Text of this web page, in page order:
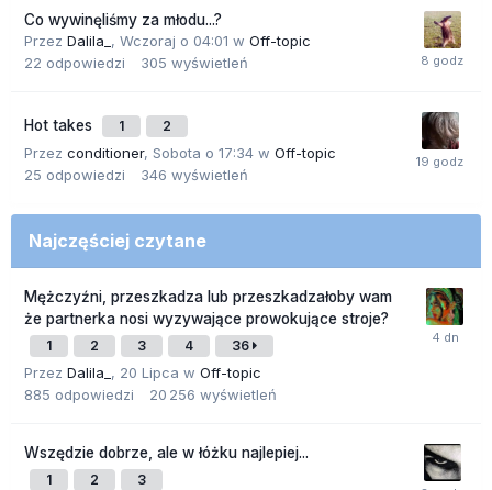
Co wywinęliśmy za młodu...?
Przez Dalila_ , Wczoraj o 04:01 w Off-topic
22 odpowiedzi 305 wyświetleń
Hot takes 1 2
Przez conditioner, Sobota o 17:34 w Off-topic
25 odpowiedzi 346 wyświetleń
Najczęściej czytane
Mężczyźni, przeszkadza lub przeszkadzałoby wam
że partnerka nosi wyzywające prowokujące stroje?
1 2 3 4 36
Przez Dalila_ , 20 Lipca w Off-topic
885 odpowiedzi 20 256 wyświetleń
Wszędzie dobrze, ale w łóżku najlepiej...
1 2 3